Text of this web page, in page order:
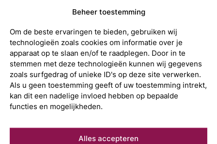
Beheer toestemming
Om de beste ervaringen te bieden, gebruiken wij
technologieën zoals cookies om informatie over je
apparaat op te slaan en/of te raadplegen. Door in te
stemmen met deze technologieën kunnen wij gegevens
zoals surfgedrag of unieke ID's op deze site verwerken.
Als u geen toestemming geeft of uw toestemming intrekt,
kan dit een nadelige invloed hebben op bepaalde
functies en mogelijkheden.
Alles accepteren
Wat is uw